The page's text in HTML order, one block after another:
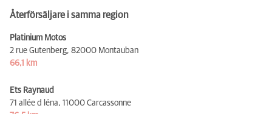
Återförsäljare i samma region
Platinium Motos
2 rue Gutenberg, 82000 Montauban
66,1 km
Ets Raynaud
71 allée d léna, 11000 Carcassonne